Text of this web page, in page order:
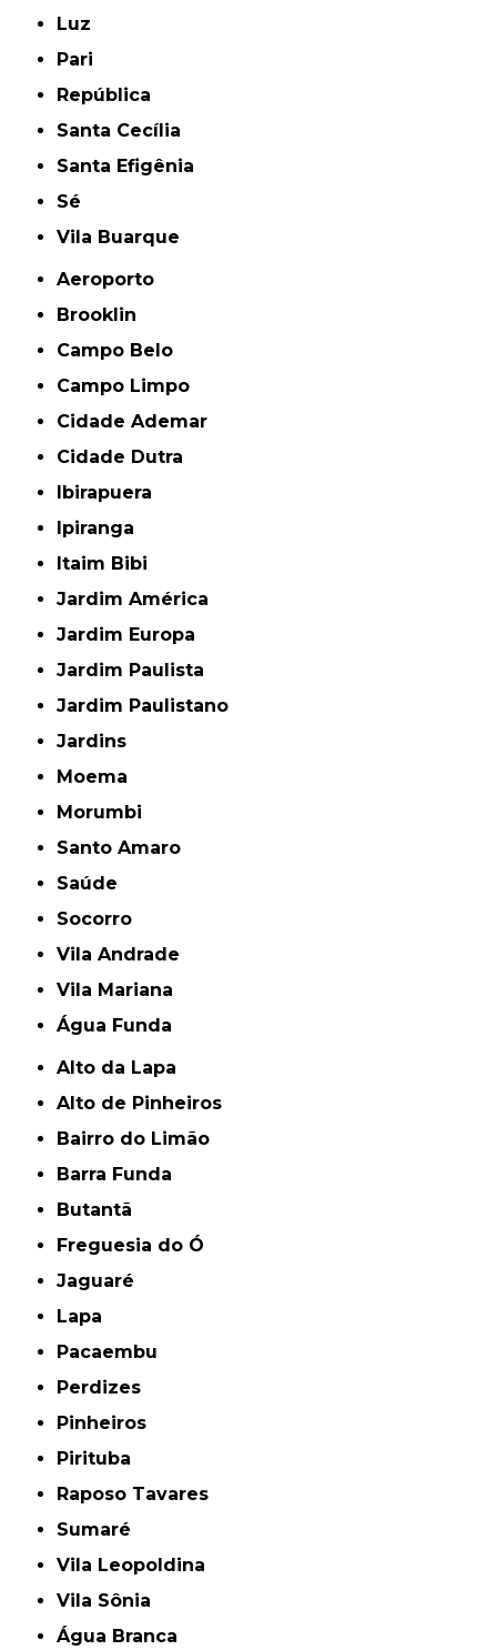
Luz
Pari
República
Santa Cecília
Santa Efigênia
Sé
Vila Buarque
Aeroporto
Brooklin
Campo Belo
Campo Limpo
Cidade Ademar
Cidade Dutra
Ibirapuera
Ipiranga
Itaim Bibi
Jardim América
Jardim Europa
Jardim Paulista
Jardim Paulistano
Jardins
Moema
Morumbi
Santo Amaro
Saúde
Socorro
Vila Andrade
Vila Mariana
Água Funda
Alto da Lapa
Alto de Pinheiros
Bairro do Limão
Barra Funda
Butantã
Freguesia do Ó
Jaguaré
Lapa
Pacaembu
Perdizes
Pinheiros
Pirituba
Raposo Tavares
Sumaré
Vila Leopoldina
Vila Sônia
Água Branca